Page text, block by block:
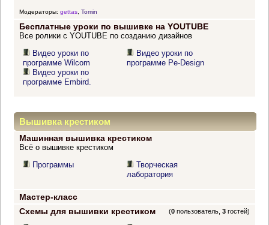
Модераторы: gettas, Tomin
Бесплатные уроки по вышивке на YOUTUBE
Все ролики с YOUTUBE по созданию дизайнов
Видео уроки по
программе Wilcom
Видео уроки по
программе Embird.
Видео уроки по
программе Pe-Design
Вышивка крестиком
Машинная вышивка крестиком
Всё о вышивке крестиком
Программы
Творческая
лаборатория
Мастер-класс
Схемы для вышивки крестиком
(0 пользователь,3 гостей)